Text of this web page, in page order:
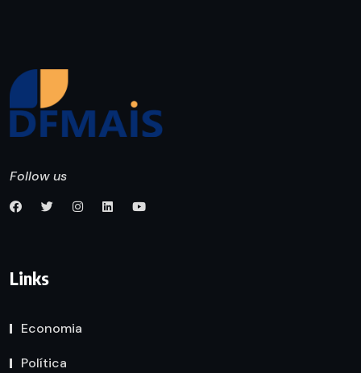
Follow us
Links
Economia
Política